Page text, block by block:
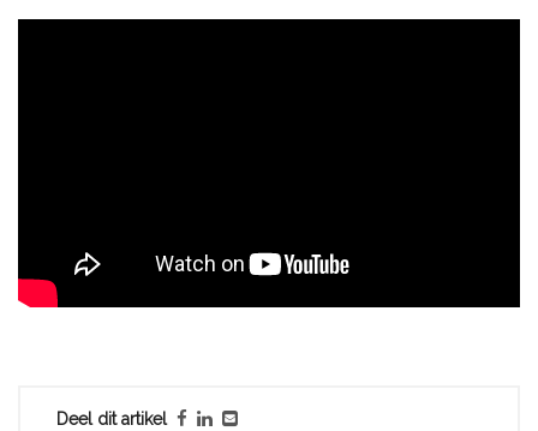
Deel dit artikel